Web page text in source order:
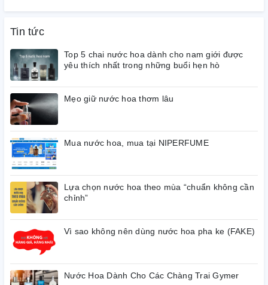
Tin tức
Top 5 chai nước hoa dành cho nam giới được
yêu thích nhất trong những buổi hẹn hò
Mẹo giữ nước hoa thơm lâu
Mua nước hoa, mua tại NIPERFUME
Lựa chọn nước hoa theo mùa “chuẩn không cần
chỉnh”
Vì sao không nên dùng nước hoa pha ke (FAKE)
Nước Hoa Dành Cho Các Chàng Trai Gymer